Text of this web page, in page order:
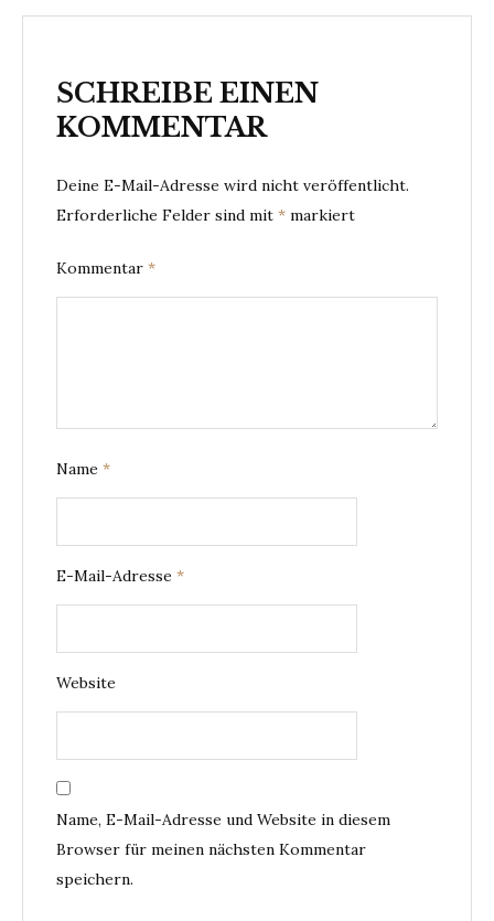
SCHREIBE EINEN
KOMMENTAR
Deine E-Mail-Adresse wird nicht veröffentlicht.
Erforderliche Felder sind mit * markiert
Kommentar *
Name *
E-Mail-Adresse *
Website
Name, E-Mail-Adresse und Website in diesem
Browser für meinen nächsten Kommentar
speichern.